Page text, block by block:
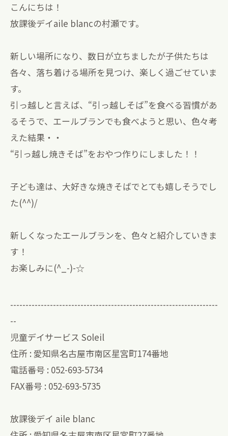
こんにちは！
放課後デイaile blancの村瀬です。
新しい場所になり、数日が立ちましたが子供たちは
各々、落ち着ける場所を見つけ、楽しく過ごせていま
す。
引っ越しと言えば、“引っ越しそば”を食べる習慣があ
るそうで、エールブランでも食べようと思い、色々考
えた結果・・
“引っ越し焼きそば”をおやつ作りにしました！！
子ども達は、大好きな焼きそばでとても嬉しそうでし
た(^^)/
新しくなったエールブランを、色々と紹介していきま
す！
お楽しみに(^_-)-☆
--------------------------------------------------------------------
--
児童デイサービス Soleil
住所 : 愛知県名古屋市南区星宮町174番地
電話番号 : 052-693-5734
FAX番号 : 052-693-5735
放課後デイ aile blanc